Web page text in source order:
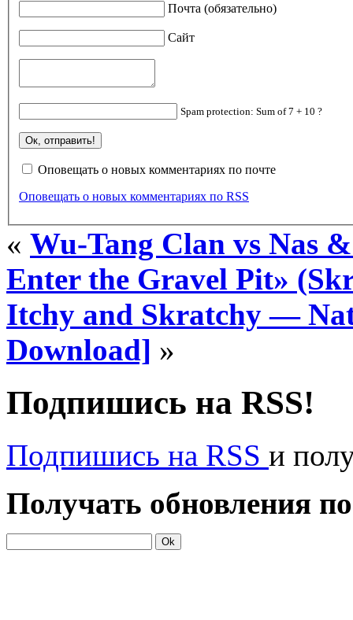
Почта (обязательно)
Сайт
Spam protection: Sum of 7 + 10 ?
Оповещать о новых комментариях по почте
Оповещать о новых комментариях по RSS
« Wu-Tang Clan vs Nas
Enter the Gravel Pit»
Itchy and Skratchy —
Download] »
Подпишись на RSS!
Подпишись на RSS и
Получать обновления